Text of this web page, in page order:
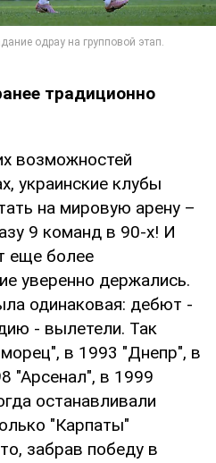
традиционно
возможностей
украинские клубы
на мировую арену –
9 команд в 90-х! И
еще более
уверенно держались.
одинаковая: дебют -
- вылетели. Так
в 1993 "Днепр", в
"Арсенал", в 1999
останавливали
"Карпаты"
забрав победу в